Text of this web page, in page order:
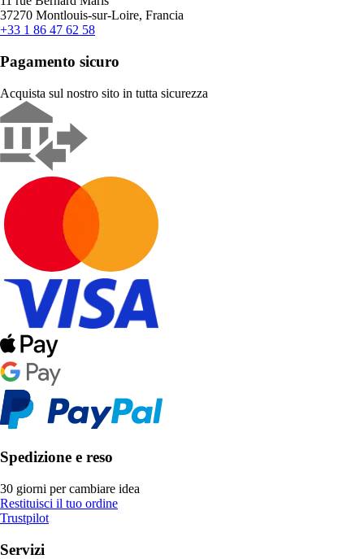
37270 Montlouis-sur-Loire, Francia
+33 1 86 47 62 58
Pagamento sicuro
Acquista sul nostro sito in tutta sicurezza
Spedizione e reso
30 giorni per cambiare idea
Restituisci il tuo ordine
Trustpilot
Servizi